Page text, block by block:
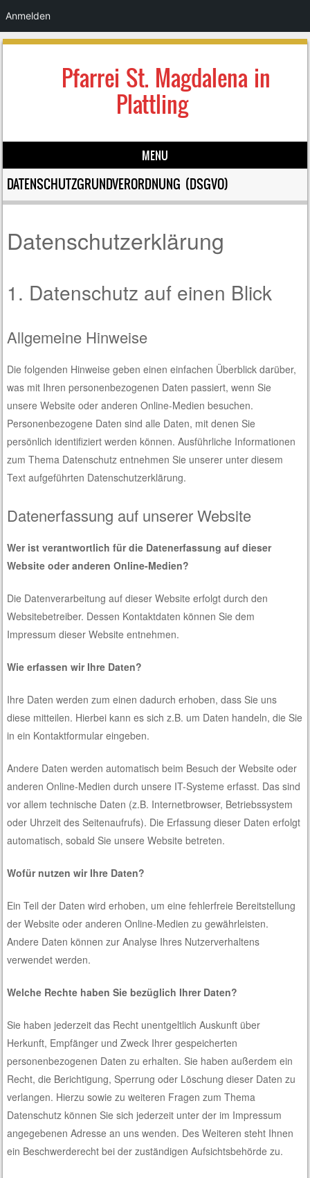
Pfarrei St. Magdalena in
Plattling
MENU
Skip to content
DATENSCHUTZGRUNDVERORDNUNG (DSGVO)
Datenschutzerklärung
1. Datenschutz auf einen Blick
Allgemeine Hinweise
Die folgenden Hinweise geben einen einfachen Überblick darüber,
was mit Ihren personenbezogenen Daten passiert, wenn Sie
unsere Website oder anderen Online-Medien besuchen.
Personenbezogene Daten sind alle Daten, mit denen Sie
persönlich identifiziert werden können. Ausführliche Informationen
zum Thema Datenschutz entnehmen Sie unserer unter diesem
Text aufgeführten Datenschutzerklärung.
Datenerfassung auf unserer Website
Wer ist verantwortlich für die Datenerfassung auf dieser
Website oder anderen Online-Medien?
Die Datenverarbeitung auf dieser Website erfolgt durch den
Websitebetreiber. Dessen Kontaktdaten können Sie dem
Impressum dieser Website entnehmen.
Wie erfassen wir Ihre Daten?
Ihre Daten werden zum einen dadurch erhoben, dass Sie uns
diese mitteilen. Hierbei kann es sich z.B. um Daten handeln, die Sie
in ein Kontaktformular eingeben.
Andere Daten werden automatisch beim Besuch der Website oder
anderen Online-Medien durch unsere IT-Systeme erfasst. Das sind
vor allem technische Daten (z.B. Internetbrowser, Betriebssystem
oder Uhrzeit des Seitenaufrufs). Die Erfassung dieser Daten erfolgt
automatisch, sobald Sie unsere Website betreten.
Wofür nutzen wir Ihre Daten?
Ein Teil der Daten wird erhoben, um eine fehlerfreie Bereitstellung
der Website oder anderen Online-Medien zu gewährleisten.
Andere Daten können zur Analyse Ihres Nutzerverhaltens
verwendet werden.
Welche Rechte haben Sie bezüglich Ihrer Daten?
Sie haben jederzeit das Recht unentgeltlich Auskunft über
Herkunft, Empfänger und Zweck Ihrer gespeicherten
personenbezogenen Daten zu erhalten. Sie haben außerdem ein
Recht, die Berichtigung, Sperrung oder Löschung dieser Daten zu
verlangen. Hierzu sowie zu weiteren Fragen zum Thema
Datenschutz können Sie sich jederzeit unter der im Impressum
angegebenen Adresse an uns wenden. Des Weiteren steht Ihnen
ein Beschwerderecht bei der zuständigen Aufsichtsbehörde zu.
Anmelden